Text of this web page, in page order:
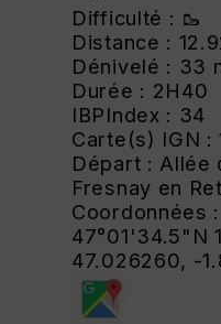
Difficulté : 🥾
Distance :
Dénivelé : 33
Durée : 2H40
IBPIndex : 34
Carte(s) IGN :
Départ : Allée
Fresnay en
Coordonnées :
47°01'34.5"N
47.026260, -